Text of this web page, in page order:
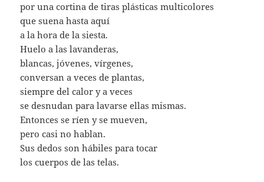
por una cortina de tiras plásticas multicolores
que suena hasta aquí
a la hora de la siesta.
Huelo a las lavanderas,
blancas, jóvenes, vírgenes,
conversan a veces de plantas,
siempre del calor y a veces
se desnudan para lavarse ellas mismas.
Entonces se ríen y se mueven,
pero casi no hablan.
Sus dedos son hábiles para tocar
los cuerpos de las telas.